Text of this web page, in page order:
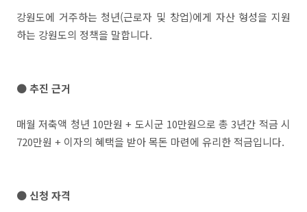
강원도에 거주하는 청년(근로자 및 창업)에게 자산 형성을 지원
하는 강원도의 정책을 말합니다.
● 추진 근거
매월 저축액 청년 10만원 + 도시군 10만원으로 총 3년간 적금 시
720만원 + 이자의 혜택을 받아 목돈 마련에 유리한 적금입니다.
● 신청 자격